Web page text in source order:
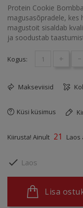
Protein Cookie
magusasõpradele, kes
magustoit sisaldab
ja soodustab
Kogus: + -
Makseviisid
Küsi küsimus
Kiirusta! Ainult 21 Laos
 Laos
Lisa